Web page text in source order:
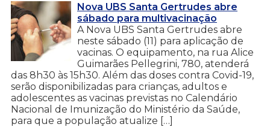
Nova UBS Santa Gertrudes abre
sábado para multivacinação
A Nova UBS Santa Gertrudes abre
neste sábado (11) para aplicação de
vacinas. O equipamento, na rua Alice
Guimarães Pellegrini, 780, atenderá
das 8h30 às 15h30. Além das doses contra Covid-19,
serão disponibilizadas para crianças, adultos e
adolescentes as vacinas previstas no Calendário
Nacional de Imunização do Ministério da Saúde,
para que a população atualize […]